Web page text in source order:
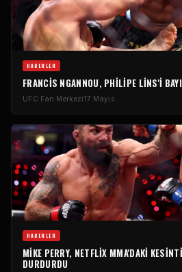
HABERLER
FRANCIS NGANNOU, PHILIPE LINS'I
UFC Fan Merkezi17 Mayıs
HABERLER
MIKE PERRY, NETFLIX MMA'DAKI
DURDURDU